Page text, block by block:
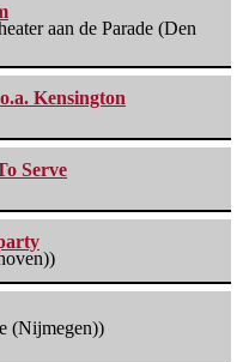
aan de Parade (Den
Kensington
Serve
(Nijmegen))